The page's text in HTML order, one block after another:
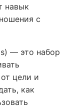
навык
с
— это набор
цели и
как